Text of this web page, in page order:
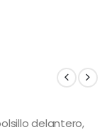
delantero,